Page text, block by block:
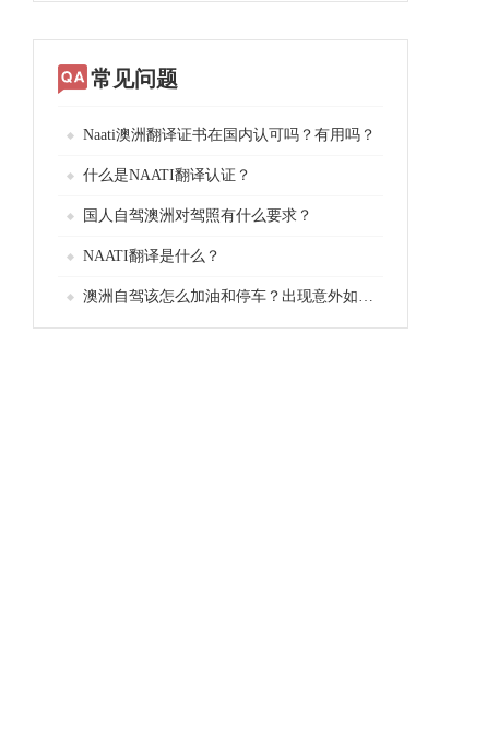
常见问题
Naati澳洲翻译证书在国内认可吗？有用吗？
什么是NAATI翻译认证？
国人自驾澳洲对驾照有什么要求？
NAATI翻译是什么？
澳洲自驾该怎么加油和停车？出现意外如何处理